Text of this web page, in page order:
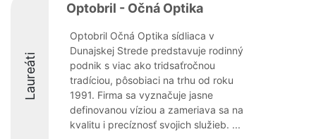
Laureáti
Optobril - Očná Optika
Optobril Očná Optika sídliaca v
Dunajskej Strede predstavuje rodinný
podnik s viac ako tridsaťročnou
tradíciou, pôsobiaci na trhu od roku
1991. Firma sa vyznačuje jasne
definovanou víziou a zameriava sa na
kvalitu i precíznosť svojich služieb. ...